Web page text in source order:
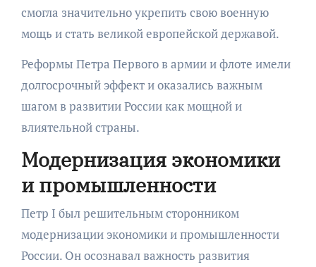
смогла значительно укрепить свою военную
мощь и стать великой европейской державой.
Реформы Петра Первого в армии и флоте имели
долгосрочный эффект и оказались важным
шагом в развитии России как мощной и
влиятельной страны.
Модернизация экономики
и промышленности
Петр I был решительным сторонником
модернизации экономики и промышленности
России. Он осознавал важность развития